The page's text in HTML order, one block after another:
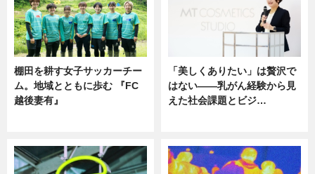
棚田を耕す女子サッカーチー
ム。地域とともに歩む 『FC
越後妻有』
「美しくありたい」は贅沢で
はない――乳がん経験から見
えた社会課題とビジ…